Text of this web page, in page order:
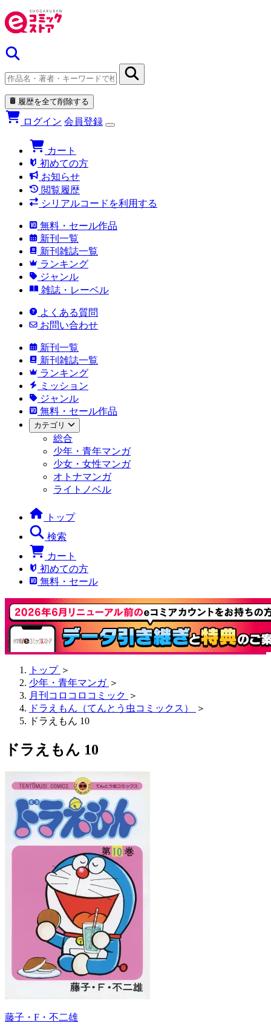
履歴を全て削除する
ログイン 会員登録
カート
初めての方
お知らせ
閲覧履歴
シリアルコードを利用する
無料・セール作品
新刊一覧
新刊雑誌一覧
ランキング
ジャンル
雑誌・レーベル
よくある質問
お問い合わせ
新刊一覧
新刊雑誌一覧
ランキング
ミッション
ジャンル
無料・セール作品
カテゴリ
総合
少年・青年マンガ
少女・女性マンガ
オトナマンガ
ライトノベル
トップ
検索
カート
初めての方
無料・セール
トップ ＞
少年・青年マンガ ＞
月刊コロコロコミック ＞
ドラえもん（てんとう虫コミックス）
＞
ドラえもん 10
ドラえもん 10
藤子・F・不二雄